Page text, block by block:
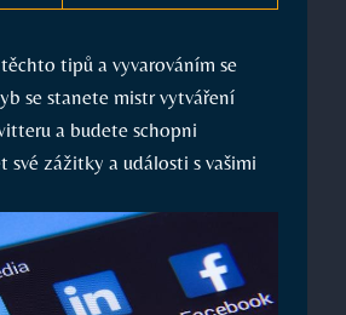
tipů a vyvarováním se
se stanete mistr vytváření
a budete schopni
své zážitky a události s vašimi